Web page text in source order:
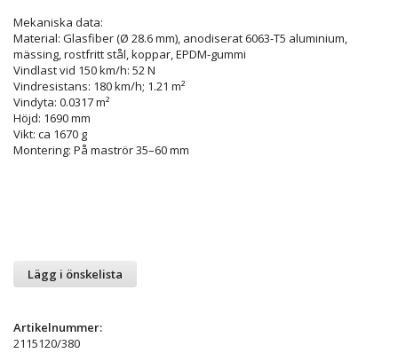
Mekaniska data:
Material: Glasfiber (Ø 28.6 mm), anodiserat 6063-T5 aluminium,
mässing, rostfritt stål, koppar, EPDM-gummi
Vindlast vid 150 km/h: 52 N
Vindresistans: 180 km/h; 1.21 m²
Vindyta: 0.0317 m²
Höjd: 1690 mm
Vikt: ca 1670 g
Montering: På maströr 35–60 mm
Lägg i önskelista
Artikelnummer:
2115120/380